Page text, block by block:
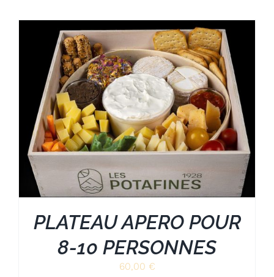
PLATEAU APERO POUR
8-10 PERSONNES
60,00 €